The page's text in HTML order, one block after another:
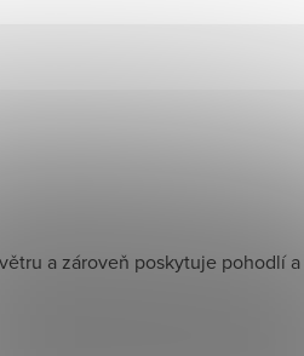
a zároveň poskytuje pohodlí